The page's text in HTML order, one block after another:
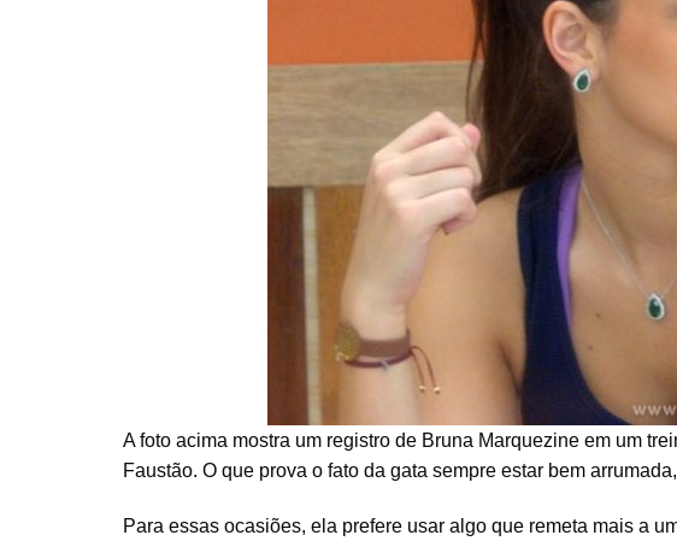
A foto acima mostra um registro de Bruna Marquezine em um
Faustão. O que prova o fato da gata sempre estar bem
Para essas ocasiões, ela prefere usar algo que remeta mais a